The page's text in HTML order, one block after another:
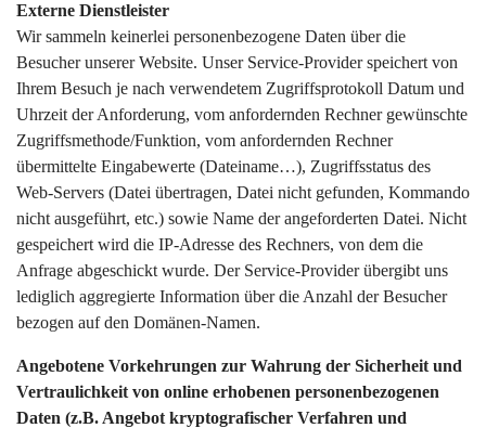
Externe Dienstleister
Wir sammeln keinerlei personenbezogene Daten über die
Besucher unserer Website. Unser Service-Provider speichert von
Ihrem Besuch je nach verwendetem Zugriffsprotokoll Datum und
Uhrzeit der Anforderung, vom anfordernden Rechner gewünschte
Zugriffsmethode/Funktion, vom anfordernden Rechner
übermittelte Eingabewerte (Dateiname…), Zugriffsstatus des
Web-Servers (Datei übertragen, Datei nicht gefunden, Kommando
nicht ausgeführt, etc.) sowie Name der angeforderten Datei. Nicht
gespeichert wird die IP-Adresse des Rechners, von dem die
Anfrage abgeschickt wurde. Der Service-Provider übergibt uns
lediglich aggregierte Information über die Anzahl der Besucher
bezogen auf den Domänen-Namen.
Angebotene Vorkehrungen zur Wahrung der Sicherheit und
Vertraulichkeit von online erhobenen personenbezogenen
Daten (z.B. Angebot kryptografischer Verfahren und